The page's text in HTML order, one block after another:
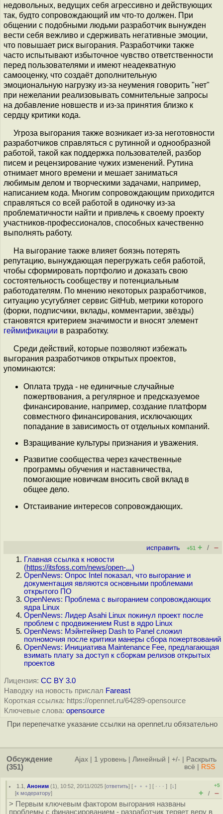
недовольных, ведущих себя агрессивно и действующих
так, будто сопровождающий им что-то должен. При
общении с подобными людьми разработчик вынужден
вести себя вежливо и сдерживать негативные эмоции,
что повышает риск выгорания. Разработчики также
часто испытывают избыточное чувство ответственности
перед пользователями и имеют неадекватную
самооценку, что создаёт дополнительную
эмоциональную нагрузку из-за неумения говорить "нет"
при нежелании реализовывать сомнительные запросы
на добавление новшеств и из-за принятия близко к
сердцу критики кода.
Угроза выгорания также возникает из-за неготовности
разработчиков справляться с рутинной и однообразной
работой, такой как поддержка пользователей, разбор
писем и рецензирование чужих изменений. Рутина
отнимает много времени и мешает заниматься
любимым делом и творческими задачами, например,
написанием кода. Многим сопровождающим приходится
справляться со всей работой в одиночку из-за
проблематичности найти и привлечь к своему проекту
участников-профессионалов, способных качественно
выполнять работу.
На выгорание также влияет боязнь потерять
репутацию, вынуждающая перегружать себя работой,
чтобы сформировать портфолио и доказать свою
состоятельность сообществу и потенциальным
работодателям. По мнению некоторых разработчиков,
ситуацию усугубляет сервис GitHub, метрики которого
(форки, подписчики, вклады, комментарии, звёзды)
становятся критерием значимости и вносят элемент
геймификации в разработку.
Среди действий, которые позволяют избежать
выгорания разработчиков открытых проектов,
упоминаются:
Оплата труда - не единичные случайные
пожертвования, а регулярное и предсказуемое
финансирование, например, создание платформ
совместного финансирования, исключающих
попадание в зависимость от отдельных компаний.
Взращивание культуры признания и уважения.
Развитие сообщества через качественные
программы обучения и наставничества,
помогающие новичкам вносить свой вклад в
общее дело.
Отстаивание интересов сопровождающих.
исправить +51 + / –
Главная ссылка к новости
(https://itsfoss.com/news/open-...)
OpenNews: Опрос Intel показал, что выгорание и
документация являются основными проблемами
открытого ПО
OpenNews: Проблема с выгоранием сопровождающих
ядра Linux
OpenNews: Лидер Asahi Linux покинул проект после
проблем с продвижением Rust в ядро Linux
OpenNews: Мэйнтейнер Dash to Panel сложил
полномочия после критики манеры сбора пожертвований
OpenNews: Инициатива Maintenance Fee, предлагающая
взимать плату за доступ к сборкам релизов открытых
проектов
Лицензия: CC BY 3.0
Наводку на новость прислал Fareast
Короткая ссылка: https://opennet.ru/64289-opensource
Ключевые слова: opensource
При перепечатке указание ссылки на opennet.ru обязательно
Обсуждение
(351)
Ajax 1 уровень Линейный +/-
Раскрыть
всё
RSS
1.1 ,Аноним (1), 10:52, 20/11/2025 [ответить] [ ﹢﹢﹢] [ · · ·][↓]
[к модератору]
+5
+ / –
> Первым ключевым фактором выгорания названы
проблемы с финансированием - разработчик теряет веру в